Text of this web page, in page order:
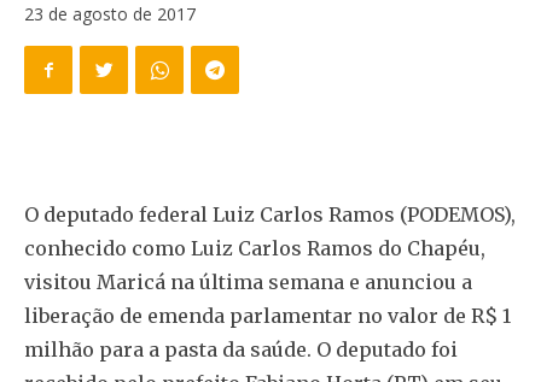
23 de agosto de 2017
O deputado federal Luiz Carlos Ramos (PODEMOS),
conhecido como Luiz Carlos Ramos do Chapéu,
visitou Maricá na última semana e anunciou a
liberação de emenda parlamentar no valor de R$ 1
milhão para a pasta da saúde. O deputado foi